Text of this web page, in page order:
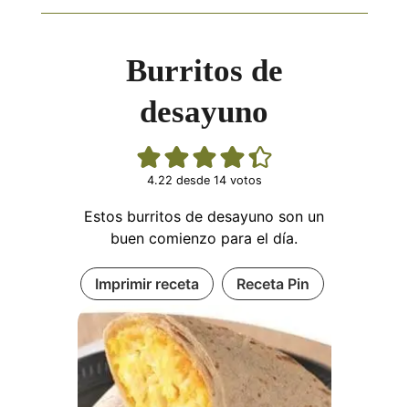
Burritos de
desayuno
4.22 desde 14votos
Estos burritos de desayuno son un
buen comienzo para el día.
Imprimir receta Receta Pin